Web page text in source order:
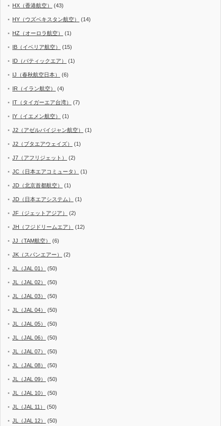
HX（香港航空） (43)
HY（ウズベキスタン航空） (14)
HZ（オーロラ航空） (1)
IB（イベリア航空） (15)
ID（バティックエア） (1)
IJ（春秋航空日本） (6)
IR（イラン航空） (4)
IT（タイガーエア台湾） (7)
IY（イエメン航空） (1)
J2（アゼルバイジャン航空） (1)
J2（ブタエアウェイズ） (1)
J7（アフリジェット） (2)
JC（日本エアコミュータ） (1)
JD（北京首都航空） (1)
JD（日本エアシステム） (1)
JF（ジェットアジア） (2)
JH（フジドリームエア） (12)
JJ（TAM航空） (6)
JK（スパンエアー） (2)
JL（JAL 01） (50)
JL（JAL 02） (50)
JL（JAL 03） (50)
JL（JAL 04） (50)
JL（JAL 05） (50)
JL（JAL 06） (50)
JL（JAL 07） (50)
JL（JAL 08） (50)
JL（JAL 09） (50)
JL（JAL 10） (50)
JL（JAL 11） (50)
JL（JAL 12） (50)